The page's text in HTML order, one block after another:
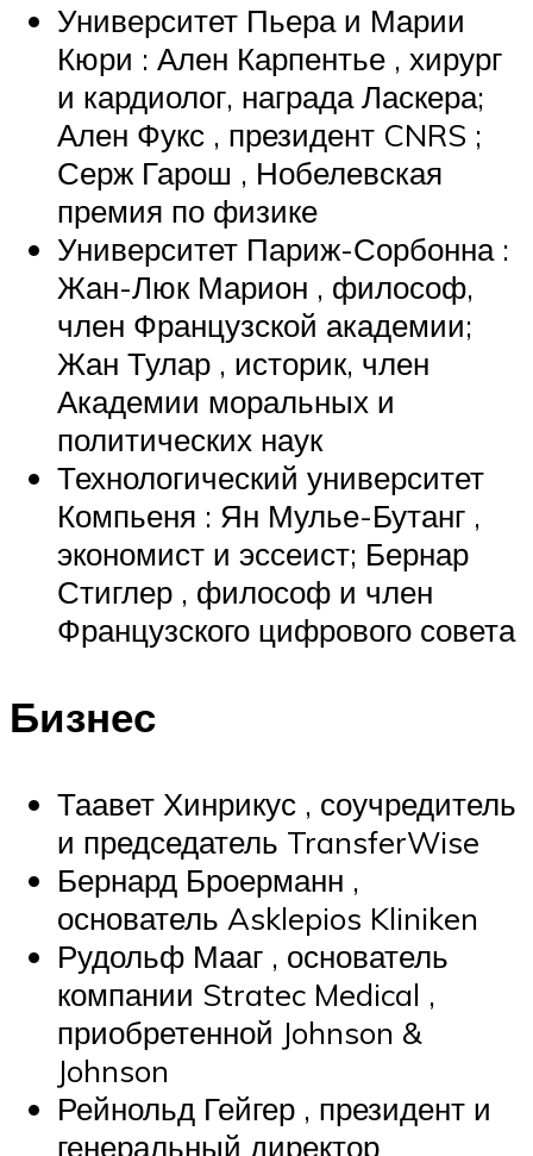
Университет Пьера и Марии
Кюри : Ален Карпентье , хирург
и кардиолог, награда Ласкера;
Ален Фукс , президент CNRS ;
Серж Гарош , Нобелевская
премия по физике
Университет Париж-Сорбонна :
Жан-Люк Марион , философ,
член Французской академии;
Жан Тулар , историк, член
Академии моральных и
политических наук
Технологический университет
Компьеня : Ян Мулье-Бутанг ,
экономист и эссеист; Бернар
Стиглер , философ и член
Французского цифрового совета
Бизнес
Таавет Хинрикус , соучредитель
и председатель TransferWise
Бернард Броерманн ,
основатель Asklepios Kliniken
Рудольф Мааг , основатель
компании Stratec Medical ,
приобретенной Johnson &
Johnson
Рейнольд Гейгер , президент и
генеральный директор